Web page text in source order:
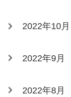
2022年10月
2022年9月
2022年8月